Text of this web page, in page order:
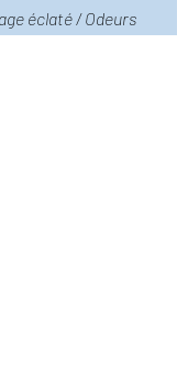
éclaté / Odeurs